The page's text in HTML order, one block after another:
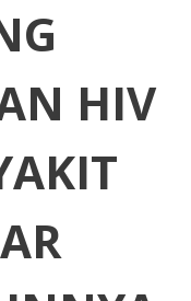
HIV